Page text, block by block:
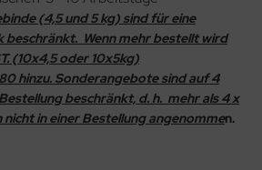
(4,5 und 5 kg) sind für eine
beschränkt. Wenn mehr bestellt wird
(10x4,5 oder 10x5kg)
hinzu. Sonderangebote sind auf 4
beschränkt, d. h. mehr als 4 x
in einer Bestellung angenommen.
verschiedene Produkte
Nussmus
(Sauerkraut,
Käsesorten